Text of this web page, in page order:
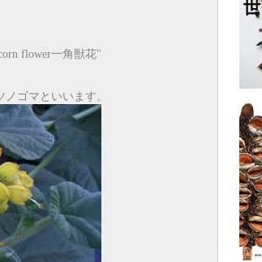
flower一角獣花"
ゴマといいます。